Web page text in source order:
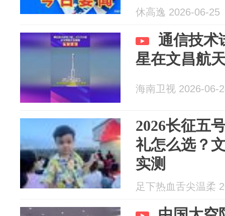
休高逸 2026-06-25
通信技术
星在文昌航
海南卫视 2026-06-
2026长征五
礼怎么选？
实测
足下热血舌尖温柔